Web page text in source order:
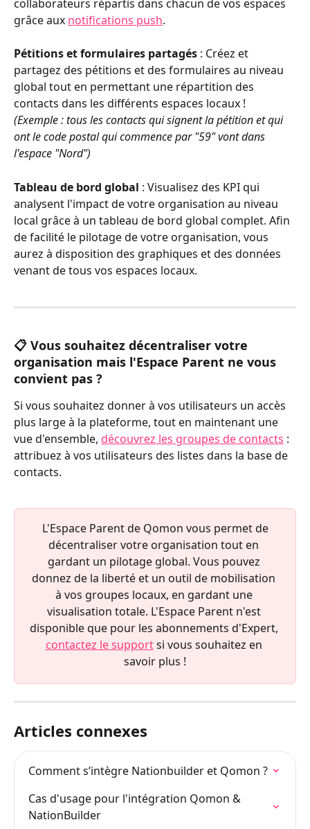
collaborateurs répartis dans chacun de vos espaces
grâce aux notifications push.
Pétitions et formulaires partagés : Créez et
partagez des pétitions et des formulaires au niveau
global tout en permettant une répartition des
contacts dans les différents espaces locaux !
(Exemple : tous les contacts qui signent la pétition et qui
ont le code postal qui commence par "59" vont dans
l'espace "Nord")
Tableau de bord global : Visualisez des KPI qui
analysent l'impact de votre organisation au niveau
local grâce à un tableau de bord global complet. Afin
de facilité le pilotage de votre organisation, vous
aurez à disposition des graphiques et des données
venant de tous vos espaces locaux.
📋 Vous souhaitez décentraliser votre
organisation mais l'Espace Parent ne vous
convient pas ?
Si vous souhaitez donner à vos utilisateurs un accès
plus large à la plateforme, tout en maintenant une
vue d'ensemble, découvrez les groupes de contacts :
attribuez à vos utilisateurs des listes dans la base de
contacts.
décentraliser votre organisation tout en
gardant un pilotage global. Vous pouvez
donnez de la liberté et un outil de mobilisation
à vos groupes locaux, en gardant une
visualisation totale. L'Espace Parent n'est
disponible que pour les abonnements d'Expert,
contactez le support si vous souhaitez en
savoir plus !
Articles connexes
Comment s’intègre Nationbuilder et Qomon ?
Cas d'usage pour l'intégration Qomon &
NationBuilder